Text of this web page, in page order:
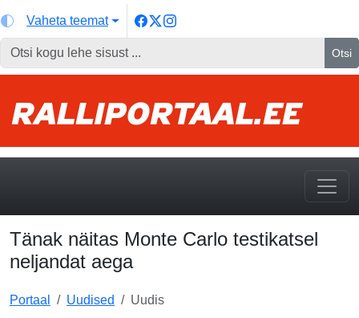
Vaheta teemat
Otsi
Tänak näitas Monte Carlo testikatsel
neljandat aega
Portaal Uudised Uudis